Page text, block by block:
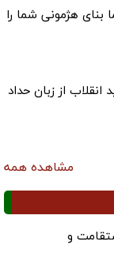
هژمونی شما را
از زبان حداد
مشاهده همه
و